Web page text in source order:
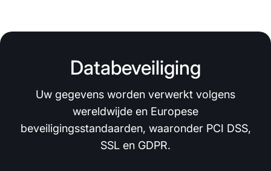
Databeveiliging
Uw gegevens worden verwerkt volgens
wereldwijde en Europese
beveiligingsstandaarden, waaronder PCI DSS,
SSL en GDPR.